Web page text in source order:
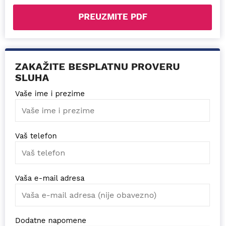
PREUZMITE PDF
ZAKAŽITE BESPLATNU PROVERU
SLUHA
Vaše ime i prezime
Vaš telefon
Vaša e-mail adresa
Dodatne napomene